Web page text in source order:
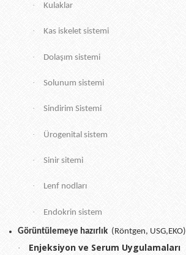
· Kulaklar
· Kas iskelet sistemi
· Dolaşım sistemi
· Solunum sistemi
· Sindirim Sistemi
· Ürogenital sistem
· Sinir sitemi
· Lenf nodları
· Endokrin sistem
Görüntülemeye hazırlık (Röntgen, USG,EKO)
·
Enjeksiyon ve Serum Uygulamaları